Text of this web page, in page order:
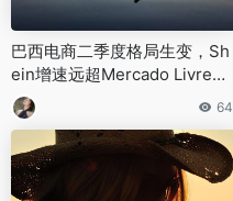
巴西电商二季度格局生变，Sh
ein增速远超Mercado Livre本
土平台用户流失
64